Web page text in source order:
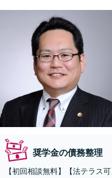
奨学金の債務整理
【初回相談無料】【法テラス